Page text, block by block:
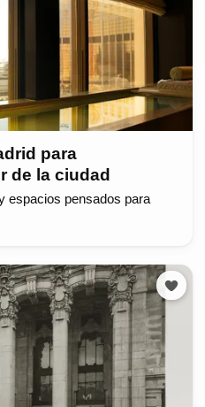
para
de la ciudad
espacios pensados para